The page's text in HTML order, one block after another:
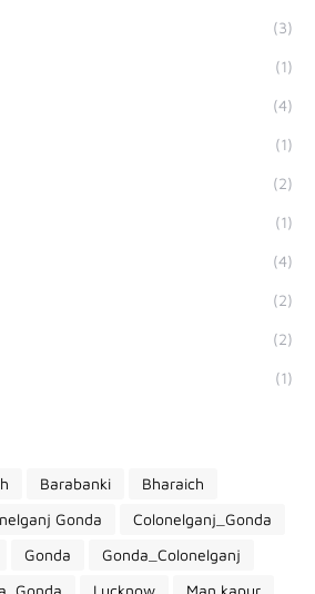
(3)
(1)
(4)
(1)
(2)
(1)
(4)
(2)
(2)
(1)
Barabanki
Bharaich
Gonda
Colonelganj_Gonda
Gonda
Gonda_Colonelganj